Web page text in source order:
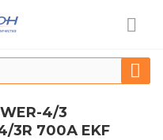
4/3
3R 700А EKF